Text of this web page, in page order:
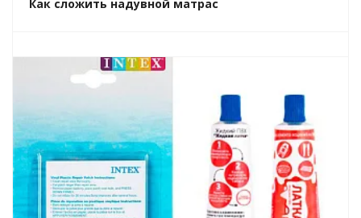
Как сложить надувной матрас